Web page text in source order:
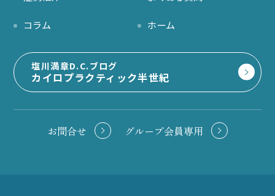
コラム ホーム
塩川満章D.C.ブログ
カイロプラクティック半世紀
お問合せ グループ会員専用